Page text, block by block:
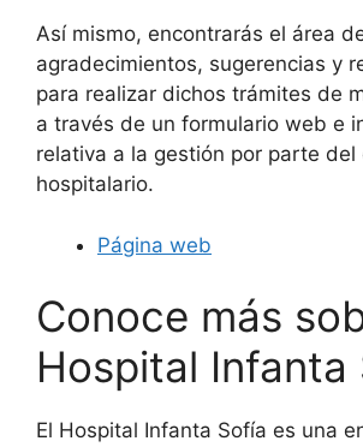
Así mismo, encontrarás el área
agradecimientos, sugerencias y
para realizar dichos trámites de
a través de un formulario web e
relativa a la gestión por parte del
hospitalario.
Página web
Conoce más
Hospital Infanta
El Hospital Infanta Sofía es una